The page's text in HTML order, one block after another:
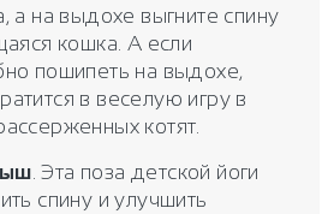
а на выдохе выгните спину
кошка. А если
пошипеть на выдохе,
в веселую игру в
котят.
. Эта поза детской йоги
спину и улучшить